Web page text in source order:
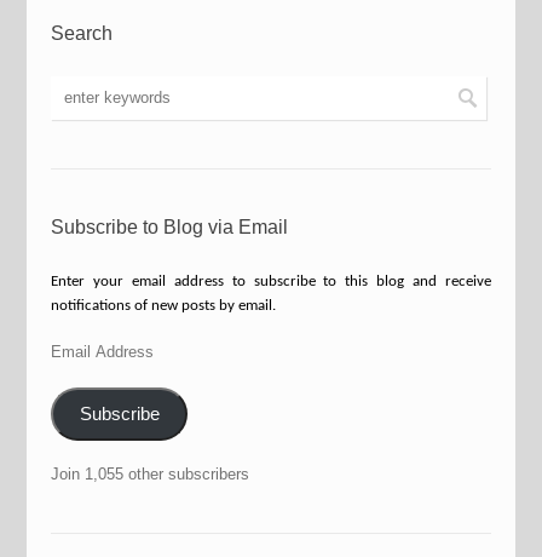
Search
Subscribe to Blog via Email
Enter your email address to subscribe to this blog and receive
notifications of new posts by email.
Email
Subscribe
Join 1,055 other subscribers